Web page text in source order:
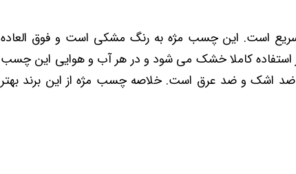
است. این چسب مژه به رنگ مشکی است و فوق العاده
کاملا خشک می شود و در هر آب و هوایی این چسب
اشک و ضد عرق است. خلاصه چسب مژه از این برند بهتر